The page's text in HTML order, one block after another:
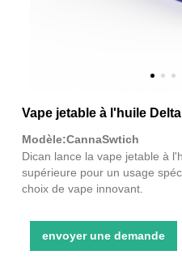
Vape jetable à l'huile
Modèle:CannaSwtich
Dican lance la vape jetable à
supérieure pour un usage
choix de vape innovant.
envoyer une demande